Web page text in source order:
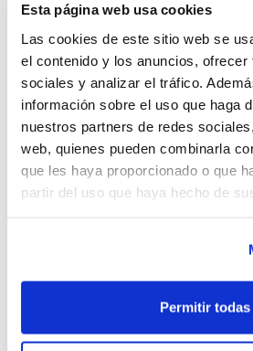
Esta página web usa cookies
Las cookies de este sitio web se
el contenido y los anuncios, ofrecer
sociales y analizar el tráfico.
información sobre el uso que haga
nuestros partners de redes
web, quienes pueden combinarla
que les haya proporcionado o que
partir del uso que haya hecho de
Permitir todas
anteriormente en Alicante y
mes de junio llega a Castellón.
Dado el carácter práctico de la
queda limitada a 40
haberse inscrito previamente
a
asistencia contará como cuatro
los alumnos/as de los Cursos de
, entrenador superior,
la Actividad Física y del Deporte
CB Puerto Sagunto. Fabián
entrenador en competición con sus